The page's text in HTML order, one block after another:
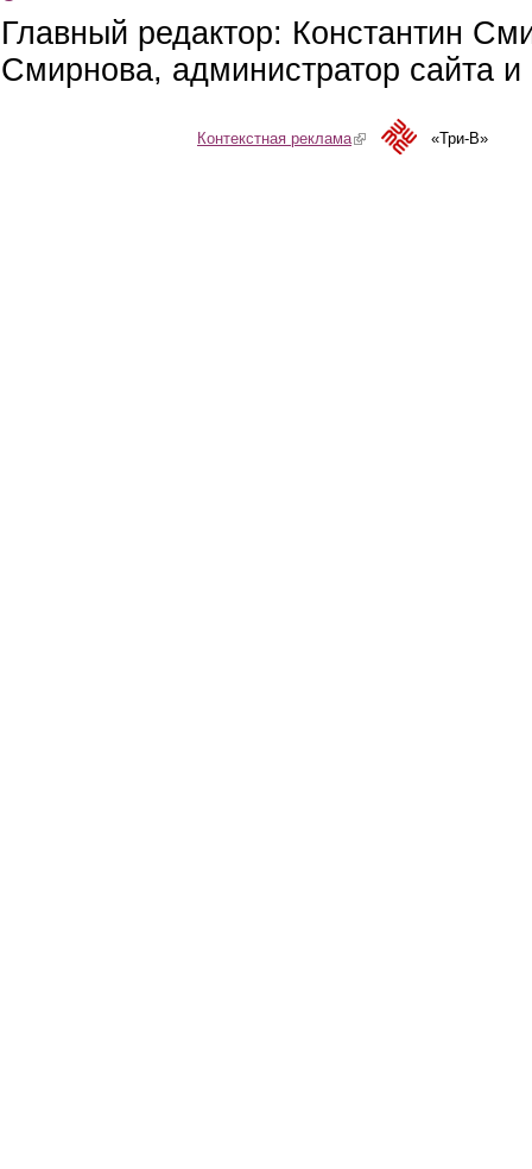
Главный редактор: Константин
Смирнова, администратор сайта
Контекстная реклама(link is external)«Три-В»